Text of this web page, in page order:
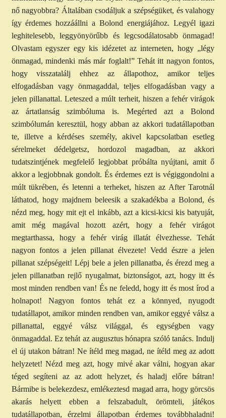
nő nagyobbra? Általában csodáljuk a szépségüket, és valahogy
így érdemes hozzáállni a Bolond energiájához. Legyél igazi
leghitelesebb, leggyönyörűbb és legcsodálatosabb önmagad!
Olvastam egyszer egy kis idézetet az interneten, hogy „légy
önmagad, mindenki más már foglalt!” Tehát itt nagyon fontos,
hogy visszatalálj ehhez az állapothoz, amikor teljes
elfogadásban vagy önmagaddal, teljes elfogadásban vagy a
jelen pillanattal. Leteszed a múlt terheit, hiszen a fehér virágok
az ártatlanság szimbóluma is. Megérted azt a Bolond
szimbólumán keresztül, hogy abban az akkori tudatállapotban
te, illetve a kérdéses személy, akivel kapcsolatban esetleg
sérelmeket dédelgetsz, hordozol magadban, az akkori
tudatszintjének megfelelő legjobbat próbálta nyújtani, amit ő
akkor a legjobbnak gondolt. És érdemes ezt is végiggondolni a
múlt tükrében, és letenni a terheket, hiszen az After Tarotnál
láthatod, hogy majdnem beleesik a szakadékba a Bolond, és
nézd meg, hogy mit ejt el inkább, azt a kicsi-kicsi kis batyuját,
amit még magával hozott azért, hogy a fehér virágot
megtarthassa, hogy a fehér virág illatát élvezhesse. Tehát
nagyon fontos a jelen pillanat élvezete! Vedd észre a jelen
pillanat szépségeit! Lépj bele a jelen pillanatba, és érezd meg a
jelen pillanatban rejlő nyugalmat, biztonságot, azt, hogy itt és
most minden rendben van! És ne feledd, hogy itt és most írod a
holnapot! Nagyon fontos tehát ez a könnyed, nyugodt
tudatállapot, amikor minden rendben van, amikor eggyé válsz a
pillanattal, eggyé válsz világgal, és egységben vagy
önmagaddal. Ez tehát az augusztus hónapra szóló tanács. Indulj
el új utakon bátran! Ne ítéld meg magad, ne ítéld meg az adott
helyzetet! Nézd meg azt, hogy mivé akar válni, hogyan akar
téged segíteni az az adott helyzet, és haladj előre bátran!
Bármibe is belekezdesz, emlékeztesd magad arra, hogy görcsös
akarás helyett ebben a felszabadult, örömteli, játékos
tudatállapotban, érzelmi állapotban érdemes továbbhaladni!